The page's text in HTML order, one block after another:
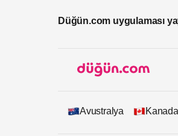
Düğün.com uygulaması
Avustralya Kanada